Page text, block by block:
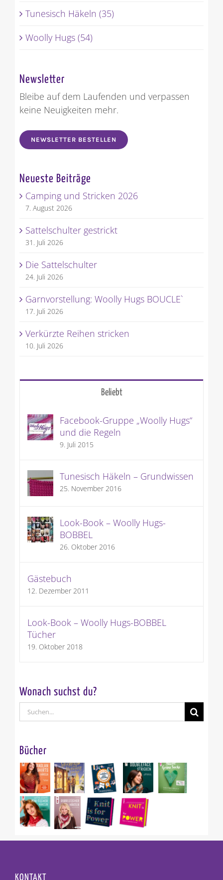
Tunesisch Häkeln (35)
Woolly Hugs (54)
Newsletter
Bleibe auf dem Laufenden und verpassen
keine Neuigkeiten mehr.
NEWSLETTER BESTELLEN
Neueste Beiträge
Camping und Stricken 2026
7. August 2026
Sattelschulter gestrickt
31. Juli 2026
Die Sattelschulter
24. Juli 2026
Garnvorstellung: Woolly Hugs BOUCLE`
17. Juli 2026
Verkürzte Reihen stricken
10. Juli 2026
Beliebt
Facebook-Gruppe „Woolly Hugs“
und die Regeln
9. Juli 2015
Tunesisch Häkeln – Grundwissen
25. November 2016
Look-Book – Woolly Hugs-
BOBBEL
26. Oktober 2016
Gästebuch
12. Dezember 2011
Look-Book – Woolly Hugs-BOBBEL
Tücher
19. Oktober 2018
Wonach suchst du?
Suche
nach:
Bücher